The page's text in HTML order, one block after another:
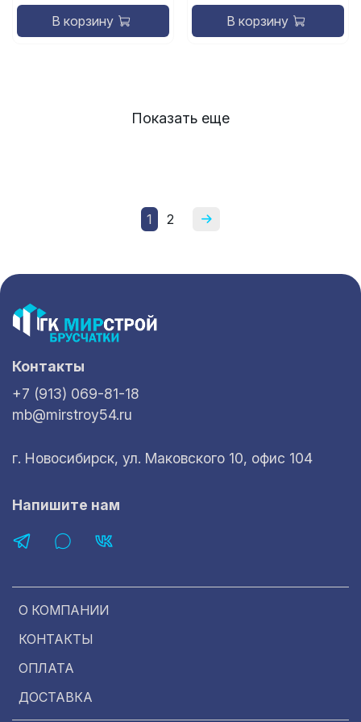
В корзину В корзину
Показать еще
1 2
О КОМПАНИИ
КОНТАКТЫ
ОПЛАТА
ДОСТАВКА
Контакты
+7 (913) 069-81-18
mb@mirstroy54.ru
г. Новосибирск, ул. Маковского 10, офис 104
Напишите нам